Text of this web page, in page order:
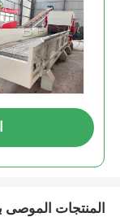
المنتجات الموصى